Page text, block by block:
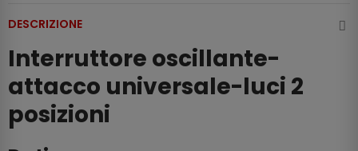
DESCRIZIONE
Interruttore oscillante-
attacco universale-luci 2
posizioni